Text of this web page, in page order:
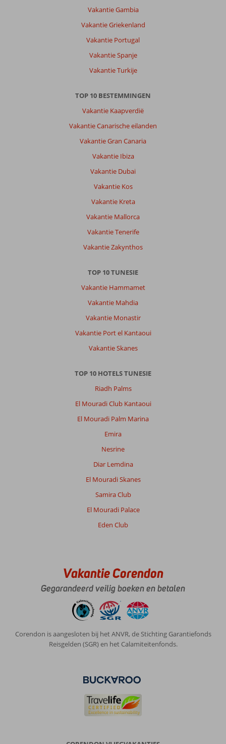
Vakantie Gambia
Vakantie Griekenland
Vakantie Portugal
Vakantie Spanje
Vakantie Turkije
TOP 10 BESTEMMINGEN
Vakantie Kaapverdië
Vakantie Canarische eilanden
Vakantie Gran Canaria
Vakantie Ibiza
Vakantie Dubai
Vakantie Kos
Vakantie Kreta
Vakantie Mallorca
Vakantie Tenerife
Vakantie Zakynthos
TOP 10 TUNESIE
Vakantie Hammamet
Vakantie Mahdia
Vakantie Monastir
Vakantie Port el Kantaoui
Vakantie Skanes
TOP 10 HOTELS TUNESIE
Riadh Palms
El Mouradi Club Kantaoui
El Mouradi Palm Marina
Emira
Nesrine
Diar Lemdina
El Mouradi Skanes
Samira Club
El Mouradi Palace
Eden Club
Vakantie Corendon
Gegarandeerd veilig boeken en betalen
Corendon is aangesloten bij het ANVR, de Stichting Garantiefonds
Reisgelden (SGR) en het Calamiteitenfonds.